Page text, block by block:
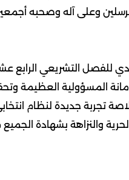
وعلى آله وصحبه
للفصل التشريعي الرابع
المسؤولية العظيمة
تجربة جديدة لنظام
والنزاهة بشهادة